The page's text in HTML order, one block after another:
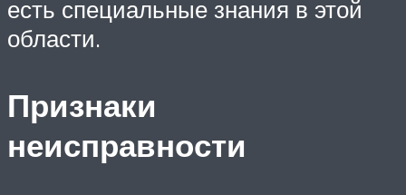
есть специальные знания в этой
области.
Признаки
неисправности